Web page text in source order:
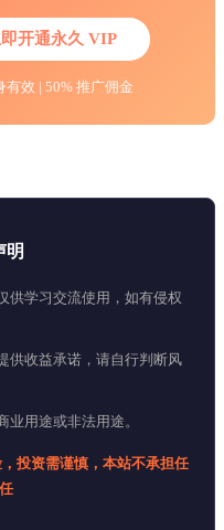
开通永久 VIP
效 | 50% 推广佣金
明
供学习交流使用，如有侵权
供收益承诺，请自行判断风
业用途或非法用途。
投资需谨慎，本站不承担任